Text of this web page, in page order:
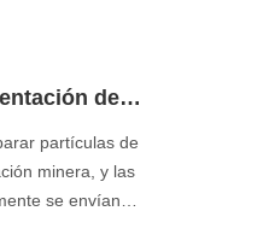
Bomba centrífuga de alimentación de ciclón
partículas de
minera, y las
se envían